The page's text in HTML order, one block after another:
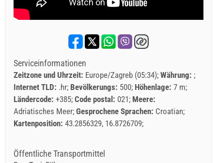
Serviceinformationen
Zeitzone und Uhrzeit: Europe/Zagreb (05:34) Währung:
Internet TLD: .hr Bevölkerungs: 500 Höhenlage: 7 m
Ländercode: +385 Code postal: 021 Meere:
Adriatisches Meer Gesprochene Sprachen: Croatian
Kartenposition: 43.2856329, 16.8726709
Öffentliche Transportmittel